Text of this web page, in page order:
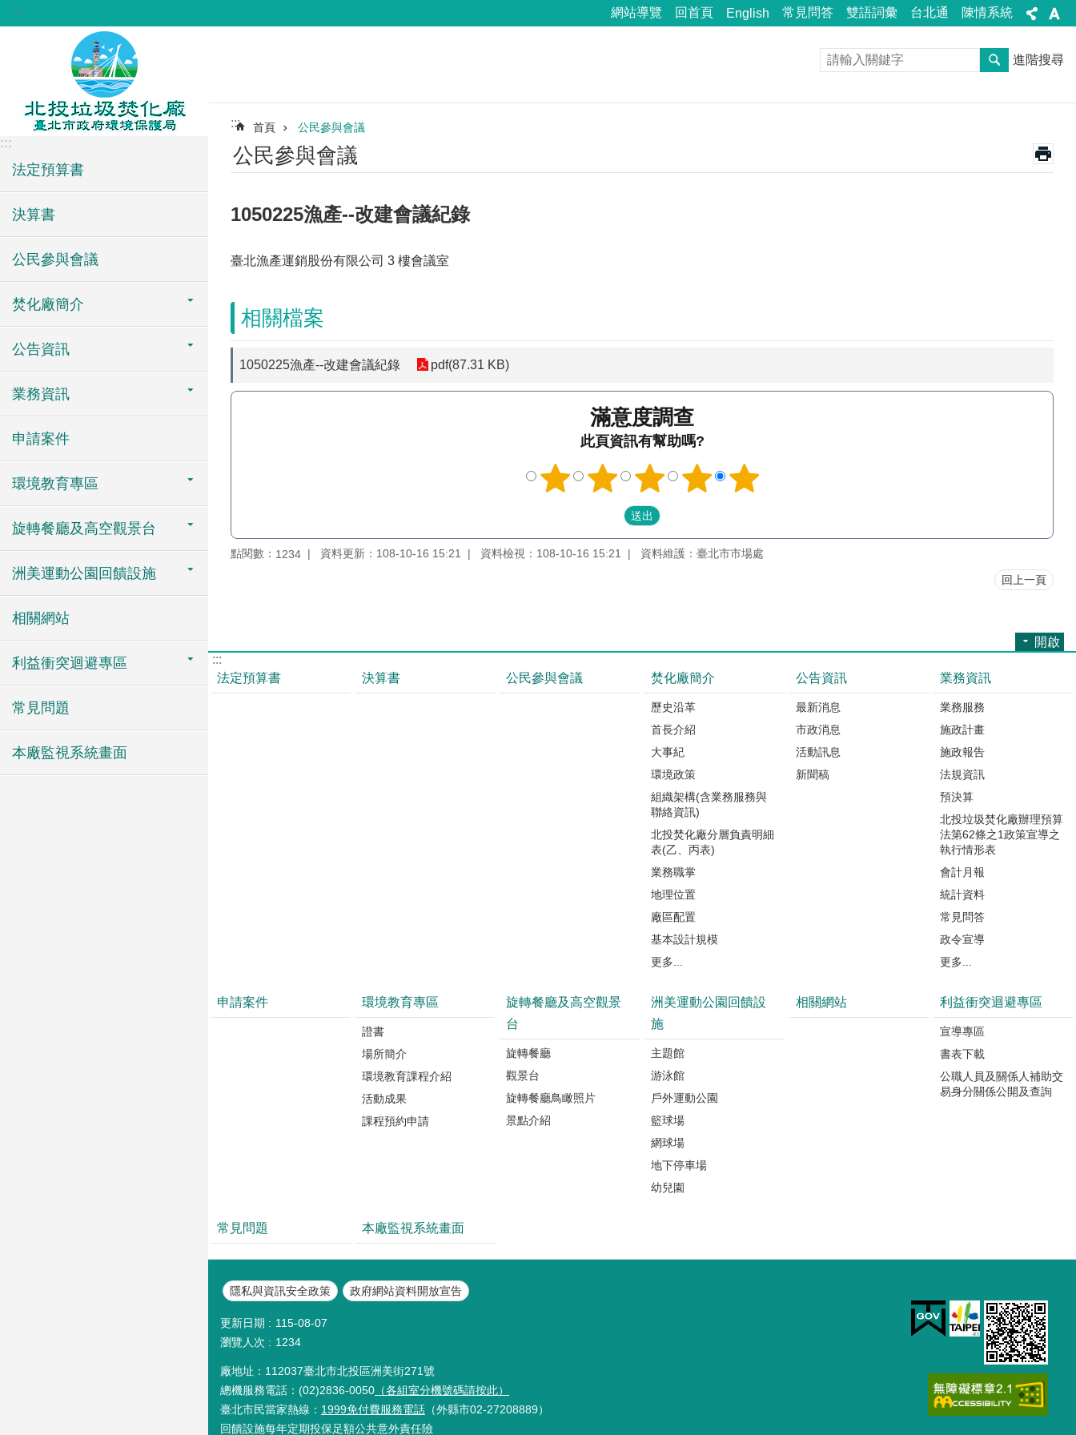
跳到主要內容區塊
::: 網站導覽 回首頁 English 常見問答 雙語詞彙 台北通 陳情系統
:::
法定預算書
決算書
公民參與會議
焚化廠簡介
公告資訊
業務資訊
申請案件
環境教育專區
旋轉餐廳及高空觀景台
洲美運動公園回饋設施
相關網站
利益衝突迴避專區
常見問題
本廠監視系統畫面
進階搜尋
::: 首頁 公民參與會議
公民參與會議
1050225漁產--改建會議紀錄
臺北漁產運銷股份有限公司 3 樓會議室
相關檔案
1050225漁產--改建會議紀錄 pdf(87.31 KB)
滿意度調查
此頁資訊有幫助嗎?
點閱數： 1234 資料更新：108-10-16 15:21 資料檢視：108-10-16 15:21 資料維護：臺北市市場處
回上一頁
開啟
:::
法定預算書
決算書 公民參與會議 焚化廠簡介
歷史沿革
首長介紹
大事紀
環境政策
組織架構(含業務服務與
聯絡資訊)
北投焚化廠分層負責明細
表(乙、丙表)
業務職掌
地理位置
廠區配置
基本設計規模
更多...
公告資訊
最新消息
市政消息
活動訊息
新聞稿
業務資訊
業務服務
施政計畫
施政報告
法規資訊
預決算
北投垃圾焚化廠辦理預算
法第62條之1政策宣導之
執行情形表
會計月報
統計資料
常見問答
政令宣導
更多...
申請案件 環境教育專區
證書
場所簡介
環境教育課程介紹
活動成果
課程預約申請
旋轉餐廳及高空觀景
台
旋轉餐廳
觀景台
旋轉餐廳鳥瞰照片
景點介紹
洲美運動公園回饋設
施
主題館
游泳館
戶外運動公園
籃球場
網球場
地下停車場
幼兒園
相關網站 利益衝突迴避專區
宣導專區
書表下載
公職人員及關係人補助交
易身分關係公開及查詢
常見問題 本廠監視系統畫面
隱私與資訊安全政策 政府網站資料開放宣告
更新日期
115-08-07
瀏覽人次
1234
廠地址：112037臺北市北投區洲美街271號
總機服務電話：(02)2836-0050 （各組室分機號碼請按此）
臺北市民當家熱線： 1999免付費服務電話 （外縣市02-27208889）
回饋設施每年定期投保足額公共意外責任險